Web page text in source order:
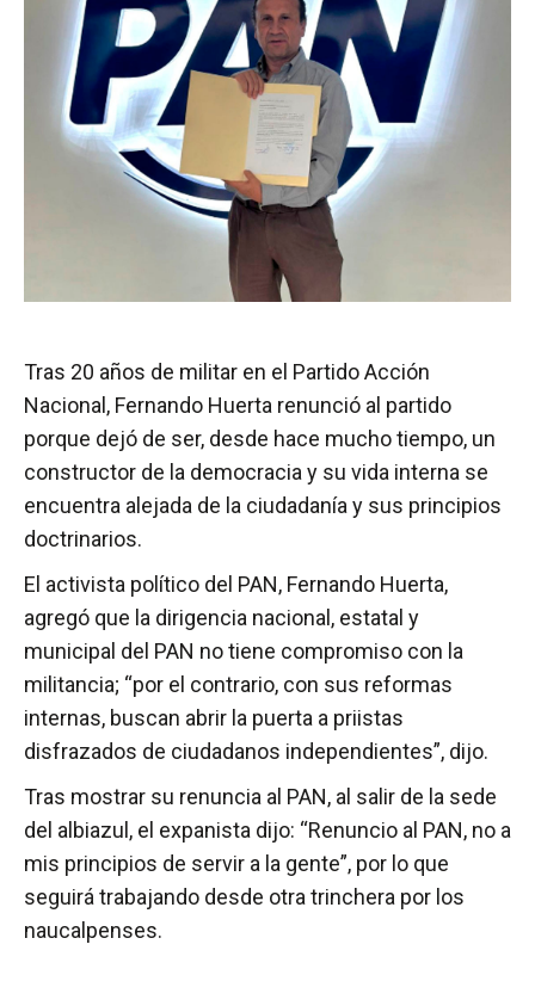
Tras 20 años de militar en el Partido Acción
Nacional, Fernando Huerta renunció al partido
porque dejó de ser, desde hace mucho tiempo, un
constructor de la democracia y su vida interna se
encuentra alejada de la ciudadanía y sus principios
doctrinarios.
El activista político del PAN, Fernando Huerta,
agregó que la dirigencia nacional, estatal y
municipal del PAN no tiene compromiso con la
militancia; “por el contrario, con sus reformas
internas, buscan abrir la puerta a priistas
disfrazados de ciudadanos independientes”, dijo.
Tras mostrar su renuncia al PAN, al salir de la sede
del albiazul, el expanista dijo: “Renuncio al PAN, no a
mis principios de servir a la gente”, por lo que
seguirá trabajando desde otra trinchera por los
naucalpenses.